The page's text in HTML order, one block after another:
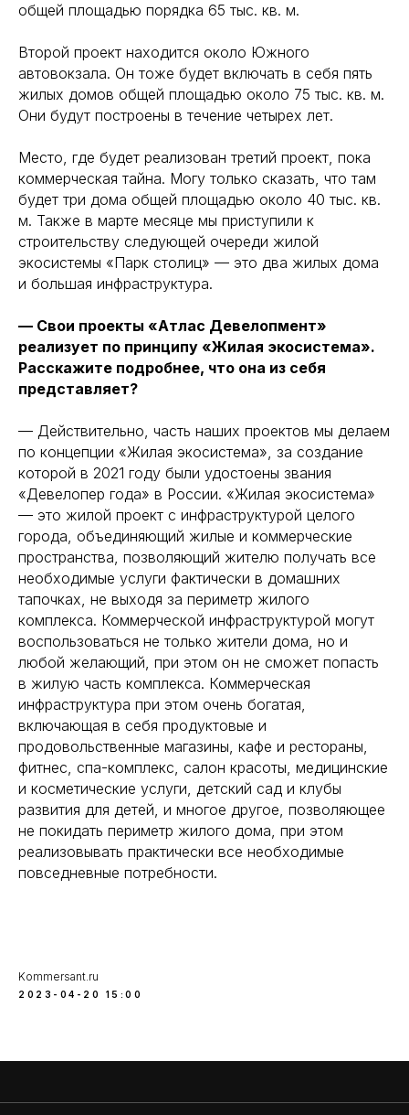
общей площадью порядка 65 тыс. кв. м.
Второй проект находится около Южного
автовокзала. Он тоже будет включать в себя пять
жилых домов общей площадью около 75 тыс. кв. м.
Они будут построены в течение четырех лет.
Место, где будет реализован третий проект, пока
коммерческая тайна. Могу только сказать, что там
будет три дома общей площадью около 40 тыс. кв.
м. Также в марте месяце мы приступили к
строительству следующей очереди жилой
экосистемы «Парк столиц» — это два жилых дома
и большая инфраструктура.
— Свои проекты «Атлас Девелопмент»
реализует по принципу «Жилая экосистема».
Расскажите подробнее, что она из себя
представляет?
— Действительно, часть наших проектов мы делаем
по концепции «Жилая экосистема», за создание
которой в 2021 году были удостоены звания
«Девелопер года» в России. «Жилая экосистема»
— это жилой проект с инфраструктурой целого
города, объединяющий жилые и коммерческие
пространства, позволяющий жителю получать все
необходимые услуги фактически в домашних
тапочках, не выходя за периметр жилого
комплекса. Коммерческой инфраструктурой могут
воспользоваться не только жители дома, но и
любой желающий, при этом он не сможет попасть
в жилую часть комплекса. Коммерческая
инфраструктура при этом очень богатая,
включающая в себя продуктовые и
продовольственные магазины, кафе и рестораны,
фитнес, спа-комплекс, салон красоты, медицинские
и косметические услуги, детский сад и клубы
развития для детей, и многое другое, позволяющее
не покидать периметр жилого дома, при этом
реализовывать практически все необходимые
повседневные потребности.
Kommersant.ru
2023-04-20 15:00